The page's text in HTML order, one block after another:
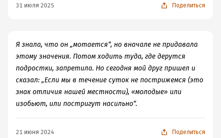
31 июля 2025 Поделиться
Я знала, что он „мотается“, но вначале не придавала
этому значения. Потом ходить туда, где дерутся
подростки, запретила. Но сегодня мой друг пришел и
сказал: „Если мы в течение суток не пострижемся (это
знак отличия нашей местности), «молодые» или
изобьют, или постригут насильно“.
21 июня 2024 Поделиться